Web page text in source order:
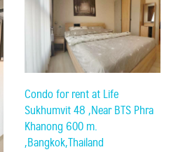
Condo for rent at Life
Sukhumvit 48 ,Near BTS Phra
Khanong 600 m.
,Bangkok,Thailand